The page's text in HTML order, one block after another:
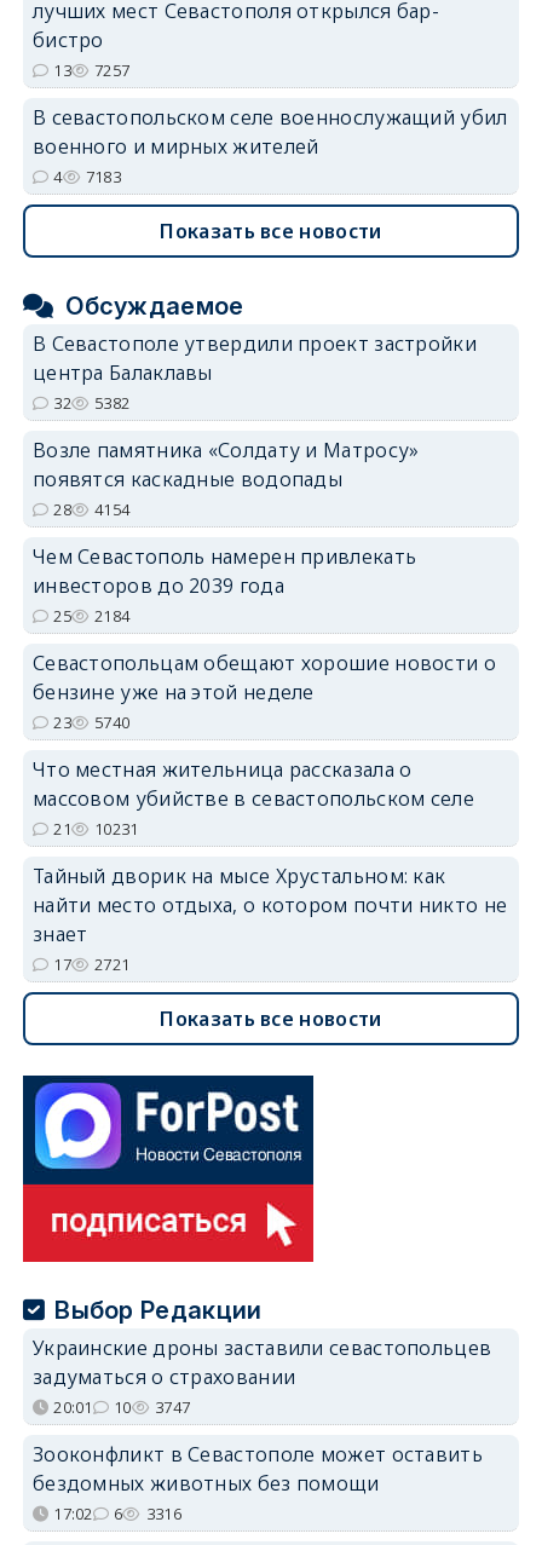
лучших мест Севастополя открылся бар-
бистро
13 7257
В севастопольском селе военнослужащий убил
военного и мирных жителей
4 7183
Показать все новости
Обсуждаемое
В Севастополе утвердили проект застройки
центра Балаклавы
32 5382
Возле памятника «Солдату и Матросу»
появятся каскадные водопады
28 4154
Чем Севастополь намерен привлекать
инвесторов до 2039 года
25 2184
Севастопольцам обещают хорошие новости о
бензине уже на этой неделе
23 5740
Что местная жительница рассказала о
массовом убийстве в севастопольском селе
21 10231
Тайный дворик на мысе Хрустальном: как
найти место отдыха, о котором почти никто не
знает
17 2721
Показать все новости
Выбор Редакции
Украинские дроны заставили севастопольцев
задуматься о страховании
20:01 10 3747
Зооконфликт в Севастополе может оставить
бездомных животных без помощи
17:02 6 3316